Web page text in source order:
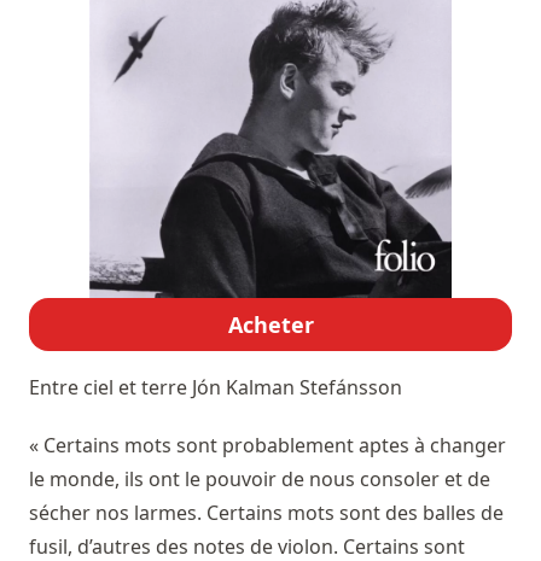
Acheter
Entre ciel et terre Jón Kalman Stefánsson
« Certains mots sont probablement aptes à changer
le monde, ils ont le pouvoir de nous consoler et de
sécher nos larmes. Certains mots sont des balles de
fusil, d’autres des notes de violon. Certains sont